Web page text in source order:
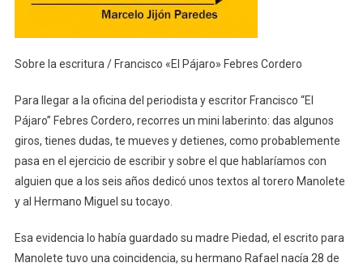
Trabajo”
Sobre la escritura / Francisco «El Pájaro» Febres Cordero
Para llegar a la oficina del periodista y escritor Francisco “El
Pájaro” Febres Cordero, recorres un mini laberinto: das algunos
giros, tienes dudas, te mueves y detienes, como probablemente
pasa en el ejercicio de escribir y sobre el que hablaríamos con
alguien que a los seis años dedicó unos textos al torero Manolete
y al Hermano Miguel su tocayo.
Esa evidencia lo había guardado su madre Piedad, el escrito para
Manolete tuvo una coincidencia, su hermano Rafael nacía 28 de